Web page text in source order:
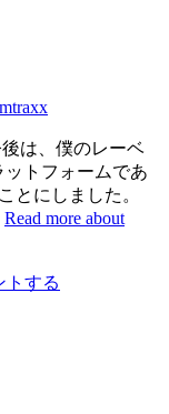
は、僕のレーベ
トフォームであ
とにしました。
Read more about
トする